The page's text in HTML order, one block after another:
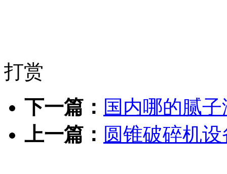
打赏
下一篇： 国内哪的腻
上一篇： 圆锥破碎机